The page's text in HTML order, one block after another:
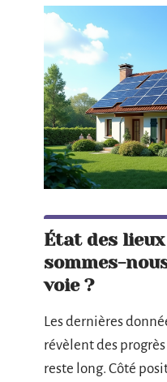
État des
sommes-
voie ?
Les dernières
révèlent des
reste long. Côté